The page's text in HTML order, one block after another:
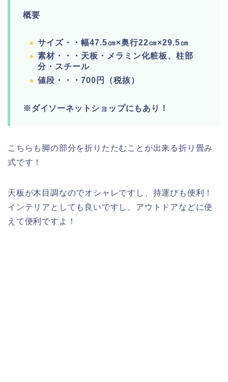
概要
サイズ・・幅47.5㎝×奥行22㎝×29.5㎝
素材・・・天板・メラミン化粧板、柱部
分・スチール
値段・・・700円（税抜）
※ダイソーネットショップにもあり！
こちらも脚の部分を折りたたむことが出来る折り畳み
式です！
天板が木目調なのでオシャレですし、持運びも便利！
インテリアとしても良いですし、アウトドアなどに使
えて便利ですよ！